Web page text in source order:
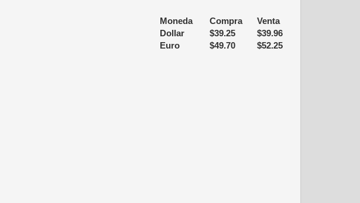
Moneda Compra
Venta
Dollar
$39.25 $39.96
Euro
$49.70 $52.25